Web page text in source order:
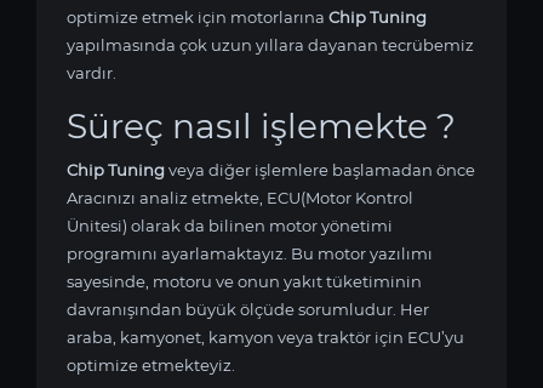
optimize etmek için motorlarına Chip Tuning
yapılmasında çok uzun yıllara dayanan tecrübemiz
vardır.
Süreç nasıl işlemekte ?
Chip Tuningveya diğer işlemlere başlamadan önce
Aracınızı analiz etmekte, ECU(Motor Kontrol
Ünitesi) olarak da bilinen motor yönetimi
programını ayarlamaktayız. Bu motor yazılımı
sayesinde, motoru ve onun yakıt tüketiminin
davranışından büyük ölçüde sorumludur. Her
araba, kamyonet, kamyon veya traktör için ECU’yu
optimize etmekteyiz.